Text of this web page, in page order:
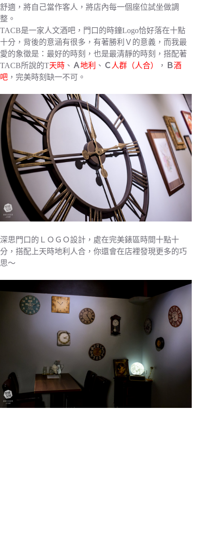
舒適，將自己當作客人，將店內每一個座位試坐做調
整。
TACB是一家人文酒吧，門口的時鐘Logo恰好落在十點
十分，背後的意涵有很多，有著勝利Ｖ的意義，而我最
愛的象徵是：最好的時刻，也是最清靜的時刻，搭配著
TACB所說的T天時 、 Ａ地利 、 Ｃ 人群（人合） ， Ｂ酒
吧 ，完美時刻缺一不可。
深思門口的ＬＯＧＯ設計，處在完美錶區時間十點十
分，搭配上天時地利人合，你還會在店裡發現更多的巧
思～